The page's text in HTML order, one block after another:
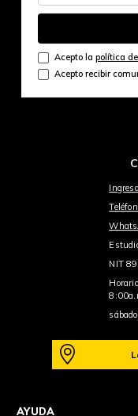
Acepto la política
Acepto recibir
NIT
AYUDA